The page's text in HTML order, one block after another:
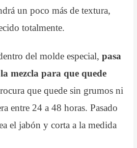
un poco más de textura,
totalmente.
del molde especial,pasa
mezcla para que quede
que quede sin grumos ni
entre 24 a 48 horas. Pasado
el jabón y corta a la medida